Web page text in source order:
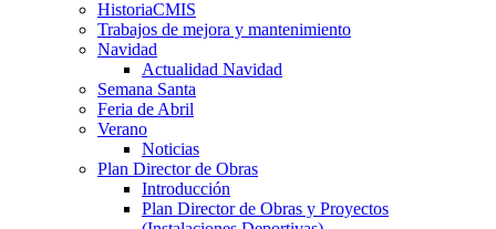
HistoriaCMIS
Trabajos de mejora y mantenimiento
Navidad
Actualidad Navidad
Semana Santa
Feria de Abril
Verano
Noticias
Plan Director de Obras
Introducción
Plan Director de Obras y Proyectos